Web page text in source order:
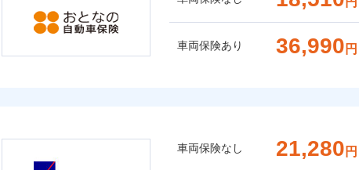
車両保険あり 36,990 円
車両保険なし 21,280 円